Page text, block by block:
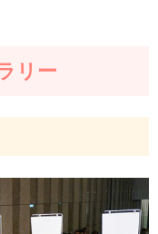
リー